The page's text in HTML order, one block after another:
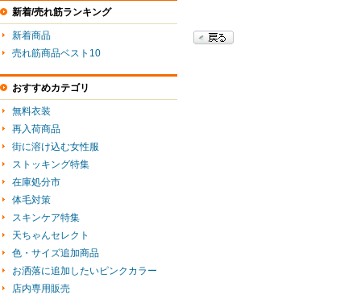
新着/売れ筋ランキング
新着商品
売れ筋商品ベスト10
おすすめカテゴリ
無料衣装
再入荷商品
街に溶け込む女性服
ストッキング特集
在庫処分市
体毛対策
スキンケア特集
天ちゃんセレクト
色・サイズ追加商品
お洒落に追加したいピンクカラー
店内専用販売